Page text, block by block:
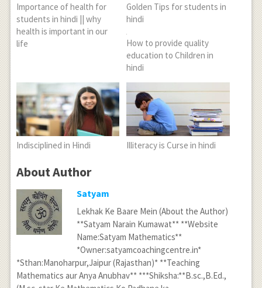
Importance of health for
students in hindi || why
health is important in our
life
Golden Tips for students in
hindi
How to provide quality
education to Children in
hindi
Indisciplined in Hindi Illiteracy is Curse in hindi
About Author
Satyam
Lekhak Ke Baare Mein (About the Author)
**Satyam Narain Kumawat** **Website
Name:Satyam Mathematics**
*Owner:satyamcoachingcentre.in*
*Sthan:Manoharpur,Jaipur (Rajasthan)* **Teaching
Mathematics aur Anya Anubhav** ***Shiksha:**B.sc.,B.Ed.,